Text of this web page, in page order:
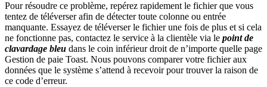
Pour résoudre ce problème, repérez rapidement le fichier que vous
tentez de téléverser afin de détecter toute colonne ou entrée
manquante. Essayez de téléverser le fichier une fois de plus et si cela
ne fonctionne pas, contactez le service à la clientèle via le point de
clavardage bleu dans le coin inférieur droit de n’importe quelle page
Gestion de paie Toast. Nous pouvons comparer votre fichier aux
données que le système s’attend à recevoir pour trouver la raison de
ce code d’erreur.